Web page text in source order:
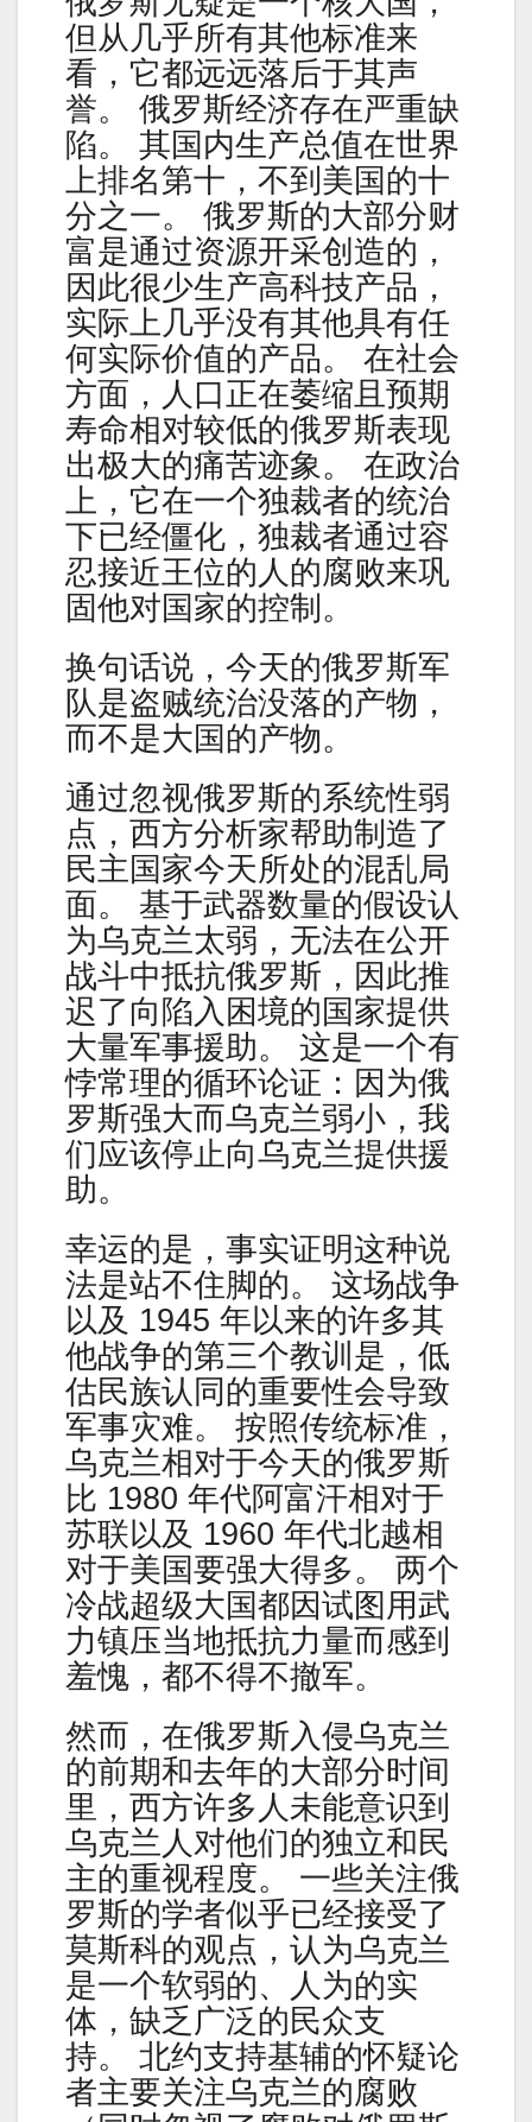
但从几乎所有其他标准来
看，它都远远落后于其声
誉。 俄罗斯经济存在严重缺
陷。 其国内生产总值在世界
上排名第十，不到美国的十
分之一。 俄罗斯的大部分财
富是通过资源开采创造的，
因此很少生产高科技产品，
实际上几乎没有其他具有任
何实际价值的产品。 在社会
方面，人口正在萎缩且预期
寿命相对较低的俄罗斯表现
出极大的痛苦迹象。 在政治
上，它在一个独裁者的统治
下已经僵化，独裁者通过容
忍接近王位的人的腐败来巩
固他对国家的控制。
换句话说，今天的俄罗斯军
队是盗贼统治没落的产物，
而不是大国的产物。
通过忽视俄罗斯的系统性弱
点，西方分析家帮助制造了
民主国家今天所处的混乱局
面。 基于武器数量的假设认
为乌克兰太弱，无法在公开
战斗中抵抗俄罗斯，因此推
迟了向陷入困境的国家提供
大量军事援助。 这是一个有
悖常理的循环论证：因为俄
罗斯强大而乌克兰弱小，我
们应该停止向乌克兰提供援
助。
幸运的是，事实证明这种说
法是站不住脚的。 这场战争
以及 1945 年以来的许多其
他战争的第三个教训是，低
估民族认同的重要性会导致
军事灾难。 按照传统标准，
乌克兰相对于今天的俄罗斯
比 1980 年代阿富汗相对于
苏联以及 1960 年代北越相
对于美国要强大得多。 两个
冷战超级大国都因试图用武
力镇压当地抵抗力量而感到
羞愧，都不得不撤军。
然而，在俄罗斯入侵乌克兰
的前期和去年的大部分时间
里，西方许多人未能意识到
乌克兰人对他们的独立和民
主的重视程度。 一些关注俄
罗斯的学者似乎已经接受了
莫斯科的观点，认为乌克兰
是一个软弱的、人为的实
体，缺乏广泛的民众支
持。 北约支持基辅的怀疑论
者主要关注乌克兰的腐败